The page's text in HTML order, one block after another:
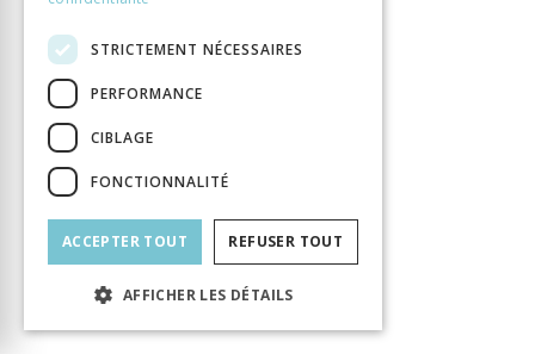
Langue
Français
Nombre de pages
416
Parution
Format
Type de livre
Monographie
STRICTEMENT NÉCESSAIRES
PERFORMANCE
CIBLAGE
FONCTIONNALITÉ
ACCEPTER TOUT REFUSER TOUT
AFFICHER LES DÉTAILS